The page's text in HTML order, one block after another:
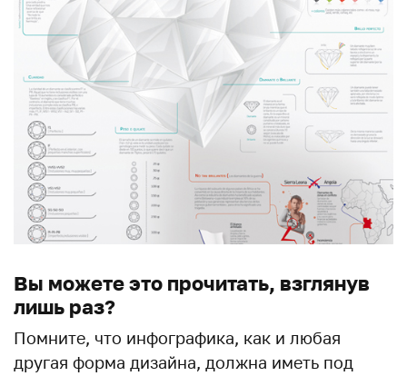
Вы можете это прочитать, взглянув
лишь раз?
Помните, что инфографика, как и любая
другая форма дизайна, должна иметь под